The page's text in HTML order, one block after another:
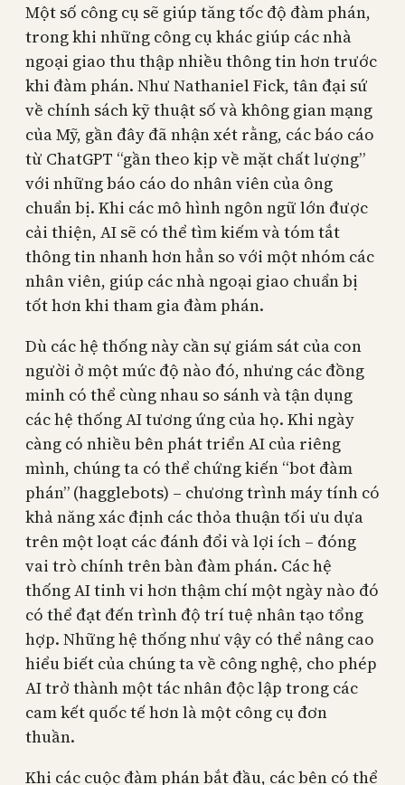
Một số công cụ sẽ giúp tăng tốc độ đàm phán,
trong khi những công cụ khác giúp các nhà
ngoại giao thu thập nhiều thông tin hơn trước
khi đàm phán. Như Nathaniel Fick, tân đại sứ
về chính sách kỹ thuật số và không gian mạng
của Mỹ, gần đây đã nhận xét rằng, các báo cáo
từ ChatGPT “gần theo kịp về mặt chất lượng”
với những báo cáo do nhân viên của ông
chuẩn bị. Khi các mô hình ngôn ngữ lớn được
cải thiện, AI sẽ có thể tìm kiếm và tóm tắt
thông tin nhanh hơn hẳn so với một nhóm các
nhân viên, giúp các nhà ngoại giao chuẩn bị
tốt hơn khi tham gia đàm phán.
Dù các hệ thống này cần sự giám sát của con
người ở một mức độ nào đó, nhưng các đồng
minh có thể cùng nhau so sánh và tận dụng
các hệ thống AI tương ứng của họ. Khi ngày
càng có nhiều bên phát triển AI của riêng
mình, chúng ta có thể chứng kiến “bot đàm
phán” (hagglebots) – chương trình máy tính có
khả năng xác định các thỏa thuận tối ưu dựa
trên một loạt các đánh đổi và lợi ích – đóng
vai trò chính trên bàn đàm phán. Các hệ
thống AI tinh vi hơn thậm chí một ngày nào đó
có thể đạt đến trình độ trí tuệ nhân tạo tổng
hợp. Những hệ thống như vậy có thể nâng cao
hiểu biết của chúng ta về công nghệ, cho phép
AI trở thành một tác nhân độc lập trong các
cam kết quốc tế hơn là một công cụ đơn
thuần.
Khi các cuộc đàm phán bắt đầu, các bên có thể